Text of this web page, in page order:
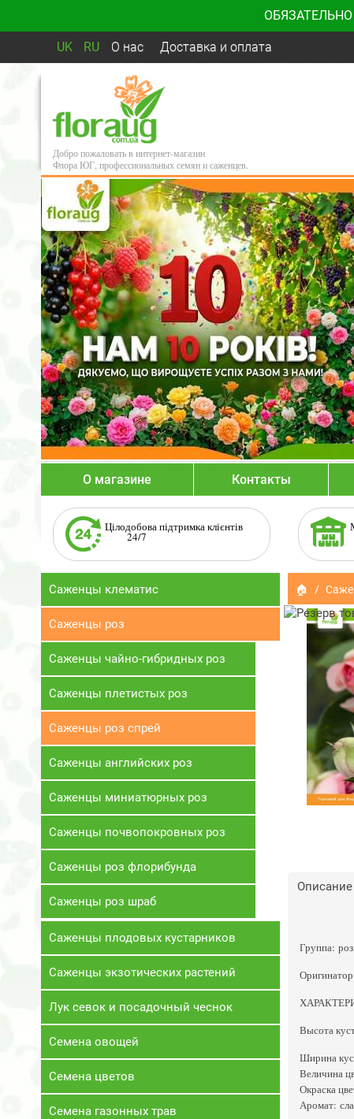
UK RU О нас Доставка и оплата
Добро пожаловать в интернет-магазин
Флора ЮГ, профессиональных семян и саженцев.
О магазине Контакты
Цілодобова підтримка клієнтів
24/7
Саженцы клематис
Саженцы роз
Саженцы чайно-гибридных роз
Саженцы плетистых роз
Саженцы роз спрей
Саженцы английских роз
Саженцы миниатюрных роз
Саженцы почвопокровных роз
Саженцы роз флорибунда
Саженцы роз шраб
Саженцы плодовых кустарников
Саженцы экзотических растений
Лук севок и посадочный чеснок
Семена овощей
Семена цветов
Семена газонных трав
🏠
Описание
Группа:
Высота
Ширина
Величина
Окраска
Аромат: